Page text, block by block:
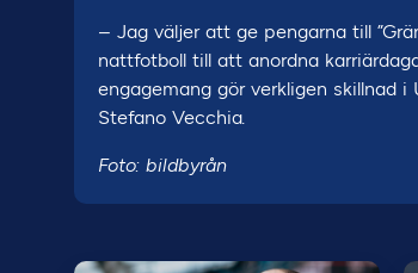
– Jag väljer att ge pengarna till
nattfotboll till att anordna
engagemang gör verkligen skillnad
Stefano Vecchia.
Foto: bildbyrån